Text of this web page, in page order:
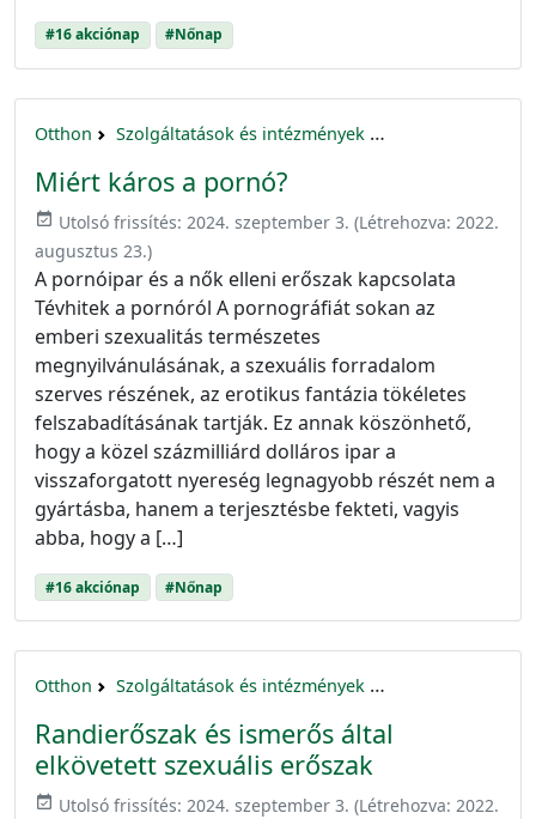
#16 akciónap #Nőnap
Otthon Szolgáltatások és intézmények
Miért káros a pornó?
event_available Utolsó frissítés: 2024. szeptember 3. (Létrehozva: 2022.
augusztus 23.)
A pornóipar és a nők elleni erőszak kapcsolata
Tévhitek a pornóról A pornográfiát sokan az
emberi szexualitás természetes
megnyilvánulásának, a szexuális forradalom
szerves részének, az erotikus fantázia tökéletes
felszabadításának tartják. Ez annak köszönhető,
hogy a közel százmilliárd dolláros ipar a
visszaforgatott nyereség legnagyobb részét nem a
gyártásba, hanem a terjesztésbe fekteti, vagyis
abba, hogy a […]
#16 akciónap #Nőnap
Otthon Szolgáltatások és intézmények
Randierőszak és ismerős által
elkövetett szexuális erőszak
event_available Utolsó frissítés: 2024. szeptember 3. (Létrehozva: 2022.